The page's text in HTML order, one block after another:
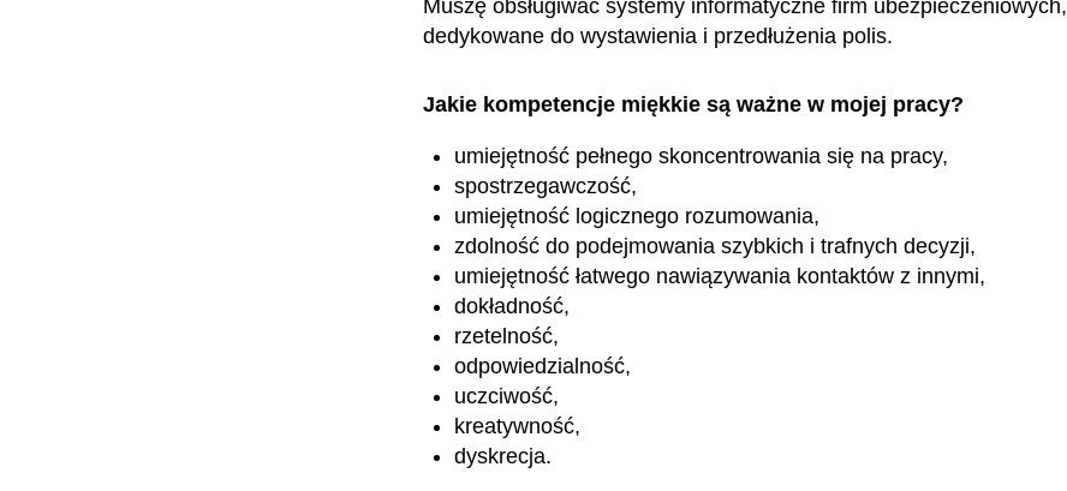
Muszę obsługiwać systemy informatyczne firm ubezpieczeniowych,
dedykowane do wystawienia i przedłużenia polis.
Jakie kompetencje miękkie są ważne w mojej pracy?
umiejętność pełnego skoncentrowania się na pracy,
spostrzegawczość,
umiejętność logicznego rozumowania,
zdolność do podejmowania szybkich i trafnych decyzji,
umiejętność łatwego nawiązywania kontaktów z innymi,
dokładność,
rzetelność,
odpowiedzialność,
uczciwość,
kreatywność,
dyskrecja.